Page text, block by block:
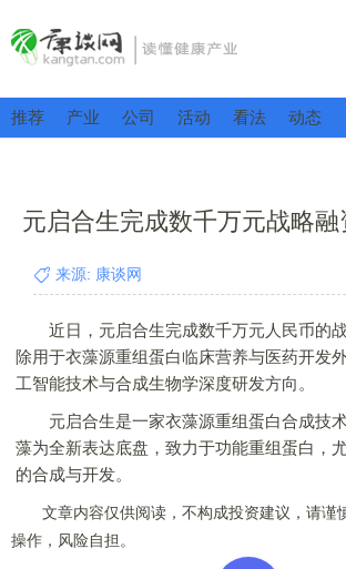
推荐 产业 公司 活动 看法 动态
元启合生完成数千万元战略融
来源: 康谈网
近日，元启合生完成数千万元人民币的
除用于衣藻源重组蛋白临床营养与医药开发
工智能技术与合成生物学深度研发方向。
元启合生是一家衣藻源重组蛋白合成技
藻为全新表达底盘，致力于功能重组蛋白，
的合成与开发。
文章内容仅供阅读，不构成投资建议，请谨
操作，风险自担。